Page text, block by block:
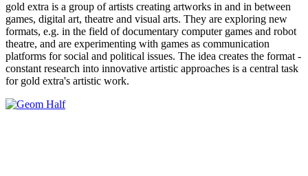
gold extra is a group of artists creating artworks in and in between
games, digital art, theatre and visual arts. They are exploring new
formats, e.g. in the field of documentary computer games and robot
theatre, and are experimenting with games as communication
platforms for social and political issues. The idea creates the format -
constant research into innovative artistic approaches is a central task
for gold extra's artistic work.